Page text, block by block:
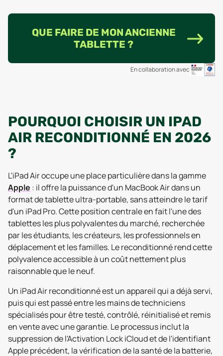
QUE FAIRE DE MON ANCIENNE
TABLETTE ?
En collaboration avec
POURQUOI CHOISIR UN IPAD
AIR RECONDITIONNÉ EN 2026
?
L'iPad Air occupe une place particulière dans la gamme
Apple : il offre la puissance d'un MacBook Air dans un
format de tablette ultra-portable, sans atteindre le tarif
d'un iPad Pro. Cette position centrale en fait l'une des
tablettes les plus polyvalentes du marché, recherchée
par les étudiants, les créateurs, les professionnels en
déplacement et les familles. Le reconditionné rend cette
polyvalence accessible à un coût nettement plus
raisonnable que le neuf.
Un iPad Air reconditionné est un appareil qui a déjà servi,
puis qui est passé entre les mains de techniciens
spécialisés pour être testé, contrôlé, réinitialisé et remis
en vente avec une garantie. Le processus inclut la
suppression de l'Activation Lock iCloud et de l'identifiant
Apple précédent, la vérification de la santé de la batterie,